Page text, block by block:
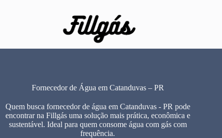
Fornecedor de Água em Catanduvas – PR
Quem busca fornecedor de água em Catanduvas - PR pode
encontrar na Fillgás uma solução mais prática, econômica e
sustentável. Ideal para quem consome água com gás com
frequência.